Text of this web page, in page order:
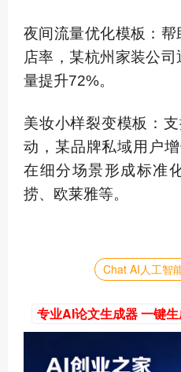
夜间流量优化模板：帮
店率，某杭州家装公
量提升72%。
美妆小样裂变模板：
动，某品牌私域用户
在细分场景形成标准
捞、欧莱雅等。
Chat AI人工智
专业AI论文生成器 一键